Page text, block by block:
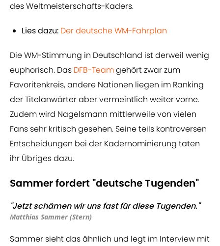
des Weltmeisterschafts-Kaders.
Lies dazu: Der deutsche WM-Fahrplan
Die WM-Stimmung in Deutschland ist derweil wenig
euphorisch. Das DFB-Teamgehört zwar zum
Favoritenkreis, andere Nationen liegen im Ranking
der Titelanwärter aber vermeintlich weiter vorne.
Zudem wird Nagelsmann mittlerweile von vielen
Fans sehr kritisch gesehen. Seine teils kontroversen
Entscheidungen bei der Kadernominierung taten
ihr Übriges dazu.
Sammer fordert "deutsche Tugenden"
"Jetzt schämen wir uns fast für diese Tugenden."
Matthias Sammer (Stern)
Sammer sieht das ähnlich und legt im Interview mit